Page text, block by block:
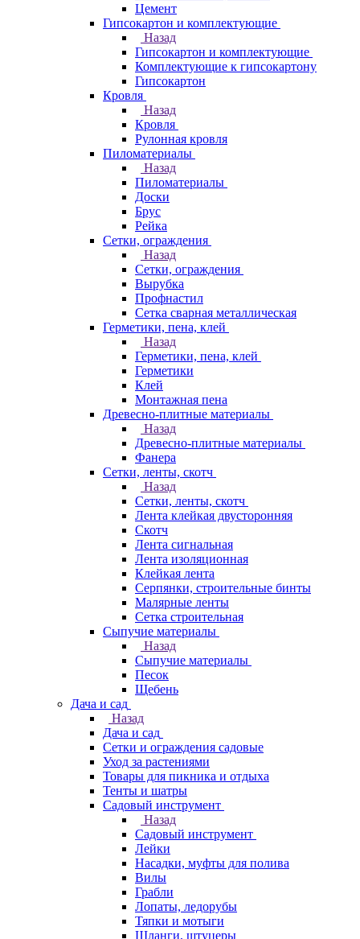
Цемент
Гипсокартон и комплектующие
Назад
Гипсокартон и комплектующие
Комплектующие к гипсокартону
Гипсокартон
Кровля
Назад
Кровля
Рулонная кровля
Пиломатериалы
Назад
Пиломатериалы
Доски
Брус
Рейка
Сетки, ограждения
Назад
Сетки, ограждения
Вырубка
Профнастил
Сетка сварная металлическая
Герметики, пена, клей
Назад
Герметики, пена, клей
Герметики
Клей
Монтажная пена
Древесно-плитные материалы
Назад
Древесно-плитные материалы
Фанера
Сетки, ленты, скотч
Назад
Сетки, ленты, скотч
Лента клейкая двусторонняя
Скотч
Лента сигнальная
Лента изоляционная
Клейкая лента
Серпянки, строительные бинты
Малярные ленты
Сетка строительная
Сыпучие материалы
Назад
Сыпучие материалы
Песок
Щебень
Дача и сад
Назад
Дача и сад
Сетки и ограждения садовые
Уход за растениями
Товары для пикника и отдыха
Тенты и шатры
Садовый инструмент
Назад
Садовый инструмент
Лейки
Насадки, муфты для полива
Вилы
Грабли
Лопаты, ледорубы
Тяпки и мотыги
Шланги, штуцеры